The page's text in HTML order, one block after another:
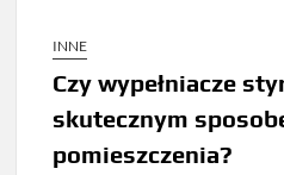
INNE
Czy wypełniacze
skutecznym
pomieszczenia?